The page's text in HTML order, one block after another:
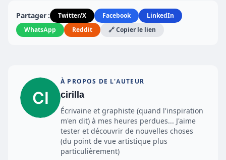
Partager : Twitter/X Facebook
LinkedIn
WhatsApp
Reddit 🔗 Copier le lien
À PROPOS DE L'AUTEUR
cirilla
Écrivaine et graphiste (quand l'inspiration
m'en dit) à mes heures perdues... J'aime
tester et découvrir de nouvelles choses
(du point de vue artistique plus
particulièrement)